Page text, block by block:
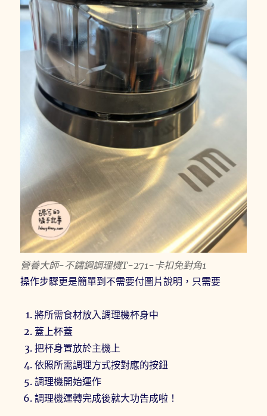
營養大師-不鏽鋼調理機T-271-卡扣免對角1
操作步驟更是簡單到不需要付圖片說明，只需要
將所需食材放入調理機杯身中
蓋上杯蓋
把杯身置放於主機上
依照所需調理方式按對應的按鈕
調理機開始運作
調理機運轉完成後就大功告成啦！